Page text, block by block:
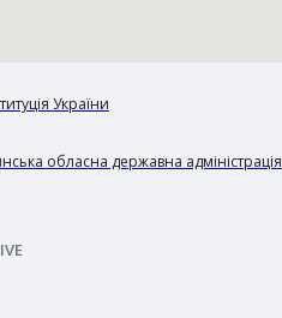
України
обласна державна адміністрація